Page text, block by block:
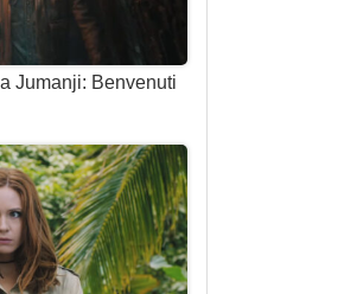
Jumanji: Benvenuti